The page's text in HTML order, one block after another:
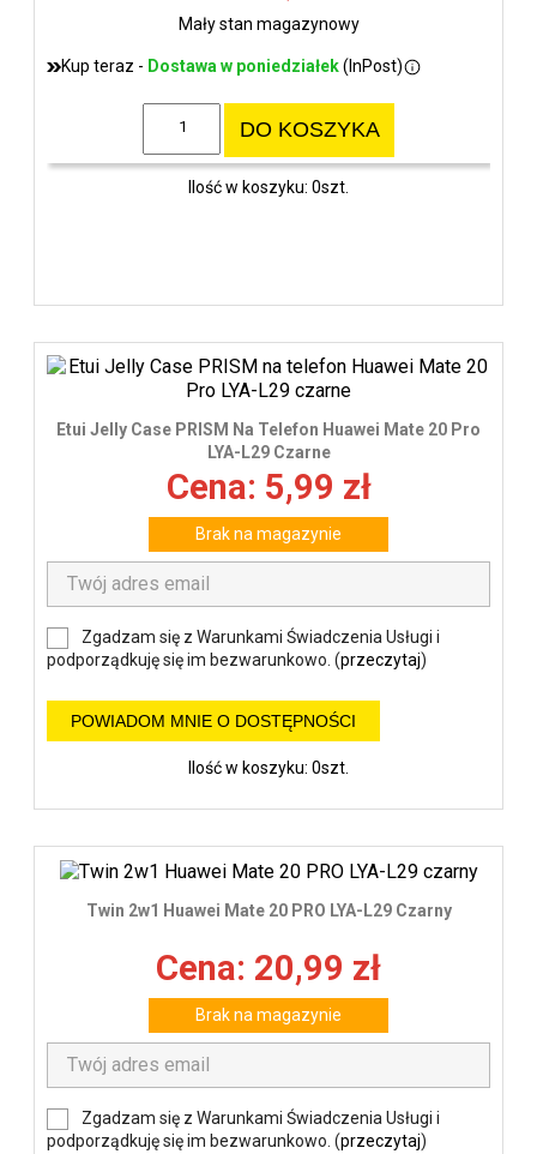
Mały stan magazynowy
Kup teraz - Dostawa w poniedziałek(InPost)
DO KOSZYKA
Ilość w koszyku: 0szt.
Etui Jelly Case PRISM Na Telefon Huawei Mate 20 Pro
LYA-L29 Czarne
Cena: 5,99 zł
Brak na magazynie
Zgadzam się z Warunkami Świadczenia Usługi i
podporządkuję się im bezwarunkowo. (przeczytaj)
POWIADOM MNIE O DOSTĘPNOŚCI
Ilość w koszyku: 0szt.
Twin 2w1 Huawei Mate 20 PRO LYA-L29 Czarny
Cena: 20,99 zł
Brak na magazynie
Zgadzam się z Warunkami Świadczenia Usługi i
podporządkuję się im bezwarunkowo. (przeczytaj)